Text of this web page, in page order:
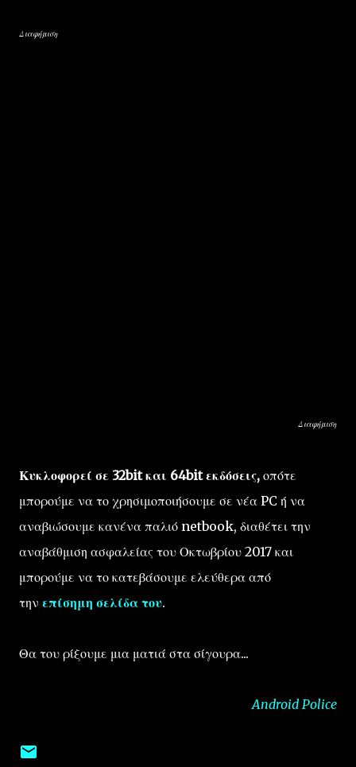
Διαφήμιση
Διαφήμιση
Κυκλοφορεί σε 32bit και 64bit εκδόσεις, οπότε
μπορούμε να το χρησιμοποιήσουμε σε νέα PC ή να
αναβιώσουμε κανένα παλιό netbook, διαθέτει την
αναβάθμιση ασφαλείας του Οκτωβρίου 2017 και
μπορούμε να το κατεβάσουμε ελεύθερα από
την επίσημη σελίδα του.
Θα του ρίξουμε μια ματιά στα σίγουρα...
Android Police